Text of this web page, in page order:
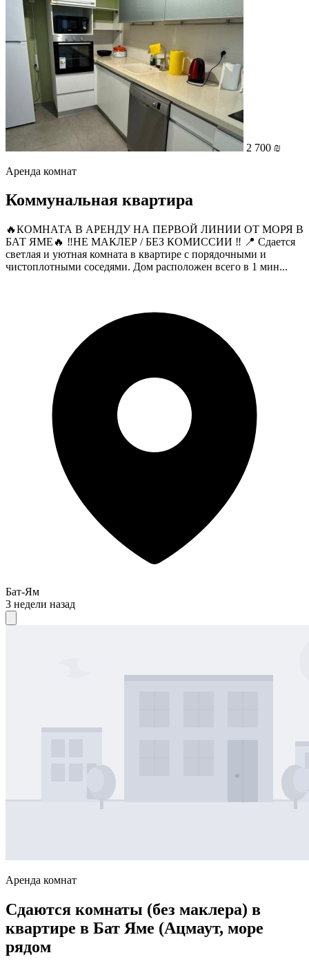
2 700 ₪
Аренда комнат
Коммунальная квартира
🔥КОМНАТА В АРЕНДУ НА ПЕРВОЙ ЛИНИИ ОТ МОРЯ В
БАТ ЯМЕ🔥 ‼️НЕ МАКЛЕР / БЕЗ КОМИССИИ ‼️ 📍 Сдается
светлая и уютная комната в квартире с порядочными и
чистоплотными соседями. Дом расположен всего в 1 мин...
Бат-Ям
3 недели назад
Аренда комнат
Сдаются комнаты (без маклера) в
квартире в Бат Яме (Ацмаут, море
рядом